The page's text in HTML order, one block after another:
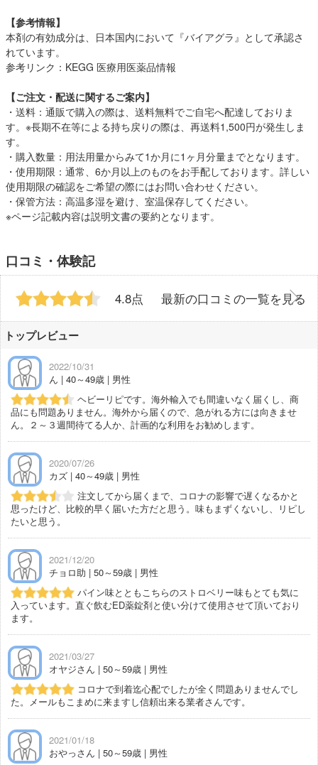
【参考情報】
本剤の有効成分は、日本国内において『バイアグラ』として承認さ
れています。
参考リンク： KEGG 医療用医薬品情報
【ご注文・配送に関するご案内】
・送料：通販で購入の際は、送料無料でご自宅へ配達しておりま
す。※長期不在等による持ち戻りの際は、再送料1,500円が発生しま
す。
・購入数量：用法用量からみて1か月に1ヶ月分量までとなります。
・使用期限：通常、6か月以上のものをお手配しております。詳しい
使用期限の確認をご希望の際にはお問い合わせください。
・保管方法：高温多湿を避け、室温保存してください。
※ページ記載内容は説明文書の要約となります。
口コミ・体験記
4.8点 最新の口コミの一覧を見る
トップレビュー
2022/10/31
ん | 40～49歳 | 男性
ヘビーリピです。海外輸入でも間違いなく届くし、商
品にも問題ありません。海外から届くので、急がれる方には向きませ
ん。２～３週間待てる人か、計画的な利用をお勧めします。
2020/07/26
カズ | 40～49歳 | 男性
注文してから届くまで、コロナの影響で遅くなるかと
思ったけど、比較的早く届いた方だと思う。味もまずくないし、リピし
たいと思う。
2021/12/20
チョロ助 | 50～59歳 | 男性
パイン味とともこちらのストロベリー味もとても気に
入っています。直ぐ飲むED薬錠剤と使い分けて使用させて頂いており
ます。
2021/03/27
オヤジさん | 50～59歳 | 男性
コロナで到着迄心配でしたが全く問題ありませんでし
た。メールもこまめに来ますし信頼出来る業者さんです。
2021/01/18
おやっさん | 50～59歳 | 男性